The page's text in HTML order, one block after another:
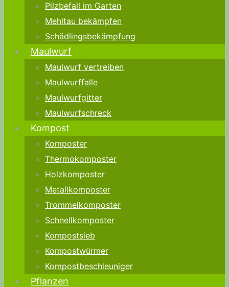
Pilzbefall im Garten
Mehltau bekämpfen
Schädlingsbekämpfung
Maulwurf
Maulwurf vertreiben
Maulwurffalle
Maulwurfgitter
Maulwurfschreck
Kompost
Komposter
Thermokomposter
Holzkomposter
Metallkomposter
Trommelkomposter
Schnellkomposter
Kompostsieb
Kompostwürmer
Kompostbeschleuniger
Pflanzen